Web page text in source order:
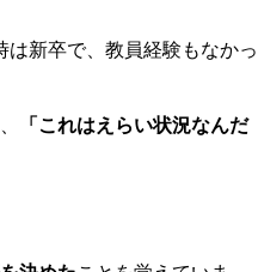
は新卒で、教員経験もなかっ
「これはえらい状況なんだ